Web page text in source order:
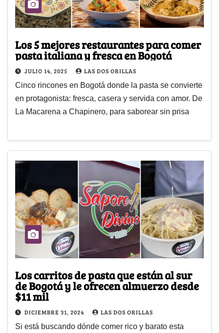
Los 5 mejores restaurantes para comer
pasta italiana y fresca en Bogotá
JULIO 14, 2025 LAS DOS ORILLAS
Cinco rincones en Bogotá donde la pasta se convierte
en protagonista: fresca, casera y servida con amor. De
La Macarena a Chapinero, para saborear sin prisa
Los carritos de pasta que están al sur
de Bogotá y le ofrecen almuerzo desde
$11 mil
DICIEMBRE 31, 2024 LAS DOS ORILLAS
Si está buscando dónde comer rico y barato esta